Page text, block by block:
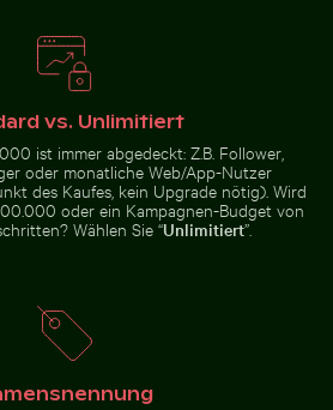
Malachitfalters auf grünem Blatt
in urbaner Umgebung
Sonnenuntergang über
vs. Unlimitiert
ist immer abgedeckt: Z.B. Follower,
oder monatliche Web/App-Nutzer
des Kaufes, kein Upgrade nötig). Wird
oder ein Kampagnen-Budget von
Wählen Sie “Unlimitiert”.